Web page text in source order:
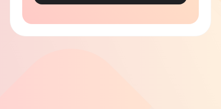
тфилин самостоятельно.
Как мы помогаем:
приобретении тфилина высокого качества.